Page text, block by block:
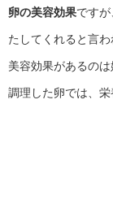
卵の美容効果です
たしてくれると言
美容効果があるの
調理した卵では、栄